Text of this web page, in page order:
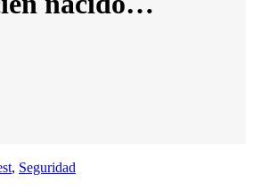
, Seguridad